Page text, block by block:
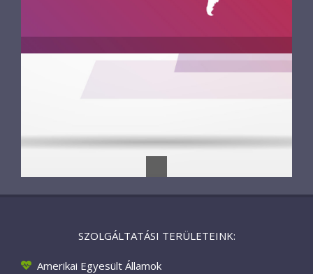
SZOLGÁLTATÁSI TERÜLETEINK:
Amerikai Egyesült Államok